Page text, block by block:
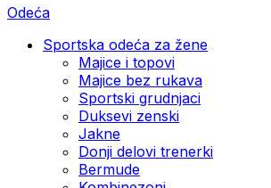
Odeća
Sportska odeća za žene
Majice i topovi
Majice bez rukava
Sportski grudnjaci
Duksevi zenski
Jakne
Donji delovi trenerki
Bermude